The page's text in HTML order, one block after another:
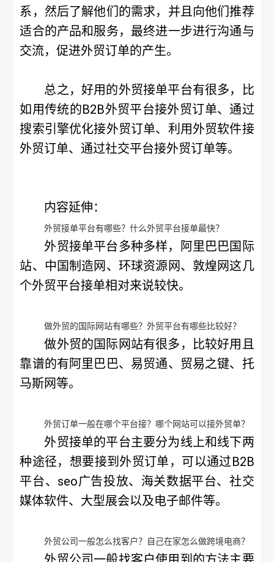
系，然后了解他们的需求，并且向他们推荐
适合的产品和服务，最终进一步进行沟通与
交流，促进外贸订单的产生。
总之，好用的外贸接单平台有很多，比
如用传统的B2B外贸平台接外贸订单、通过
搜索引擎优化接外贸订单、利用外贸软件接
外贸订单、通过社交平台接外贸订单等。
内容延伸：
外贸接单平台有哪些？什么外贸平台接单最快？
外贸接单平台多种多样，阿里巴巴国际
站、中国制造网、环球资源网、敦煌网这几
个外贸平台接单相对来说较快。
做外贸的国际网站有哪些？外贸平台有哪些比较好？
做外贸的国际网站有很多，比较好用且
靠谱的有阿里巴巴、易贸通、贸易之键、托
马斯网等。
外贸订单一般在哪个平台接？哪个网站可以接外贸单？
外贸接单的平台主要分为线上和线下两
种途径，想要接到外贸订单，可以通过B2B
平台、seo广告投放、海关数据平台、社交
媒体软件、大型展会以及电子邮件等。
外贸公司一般怎么找客户？自己在家怎么做跨境电商？